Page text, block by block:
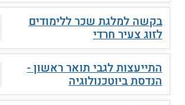
בקשה למלגת שכר ללימודים
לזוג צעיר חרדי
התייעצות לגבי תואר ראשון -
הנדסת ביוטכנולוגיה